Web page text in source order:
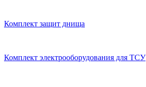
Комплект защит днища
Комплект электрооборудования для ТСУ